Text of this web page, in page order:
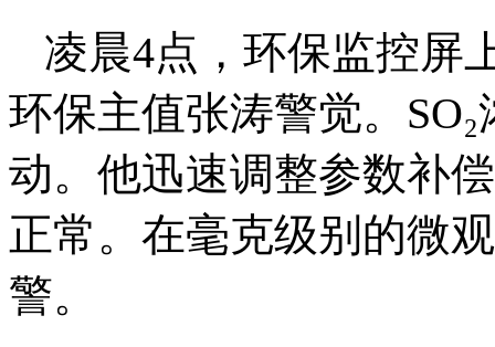
凌晨4点，环保监控屏
环保主值张涛警觉。
动。他迅速调整参数补
正常。在毫克级别的微
警。